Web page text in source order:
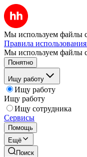
Мы используем файлы
Правила
Мы используем файлы
Понятно
Ищу работу
Ищу работу
Ищу работу
Ищу сотрудника
Сервисы
Помощь
Ещё
Поиск